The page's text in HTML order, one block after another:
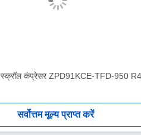
कंप्रेसर ZPD91KCE-TFD-950
सर्वोत्तम मूल्य प्राप्त करें